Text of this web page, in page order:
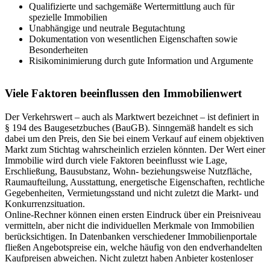
Qualifizierte und sachgemäße Wertermittlung auch für
spezielle Immobilien
Unabhängige und neutrale Begutachtung
Dokumentation von wesentlichen Eigenschaften sowie
Besonderheiten
Risikominimierung durch gute Information und Argumente
Viele Faktoren beeinflussen den Immobilienwert
Der Verkehrswert – auch als Marktwert bezeichnet – ist definiert in
§ 194 des Baugesetzbuches (BauGB). Sinngemäß handelt es sich
dabei um den Preis, den Sie bei einem Verkauf auf einem objektiven
Markt zum Stichtag wahrscheinlich erzielen könnten. Der Wert einer
Immobilie wird durch viele Faktoren beeinflusst wie Lage,
Erschließung, Bausubstanz, Wohn- beziehungsweise Nutzfläche,
Raumaufteilung, Ausstattung, energetische Eigenschaften, rechtliche
Gegebenheiten, Vermietungsstand und nicht zuletzt die Markt- und
Konkurrenzsituation.
Online-Rechner können einen ersten Eindruck über ein Preisniveau
vermitteln, aber nicht die individuellen Merkmale von Immobilien
berücksichtigen. In Datenbanken verschiedener Immobilienportale
fließen Angebotspreise ein, welche häufig von den endverhandelten
Kaufpreisen abweichen. Nicht zuletzt haben Anbieter kostenloser